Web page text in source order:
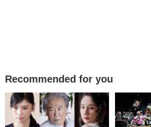
Recommended for you